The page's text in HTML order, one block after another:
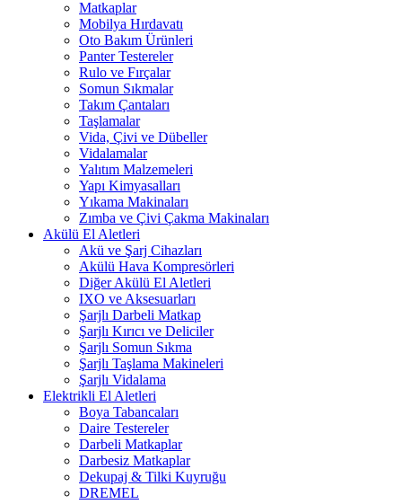
Matkaplar
Mobilya Hırdavatı
Oto Bakım Ürünleri
Panter Testereler
Rulo ve Fırçalar
Somun Sıkmalar
Takım Çantaları
Taşlamalar
Vida, Çivi ve Dübeller
Vidalamalar
Yalıtım Malzemeleri
Yapı Kimyasalları
Yıkama Makinaları
Zımba ve Çivi Çakma Makinaları
Akülü El Aletleri
Akü ve Şarj Cihazları
Akülü Hava Kompresörleri
Diğer Akülü El Aletleri
IXO ve Aksesuarları
Şarjlı Darbeli Matkap
Şarjlı Kırıcı ve Deliciler
Şarjlı Somun Sıkma
Şarjlı Taşlama Makineleri
Şarjlı Vidalama
Elektrikli El Aletleri
Boya Tabancaları
Daire Testereler
Darbeli Matkaplar
Darbesiz Matkaplar
Dekupaj & Tilki Kuyruğu
DREMEL